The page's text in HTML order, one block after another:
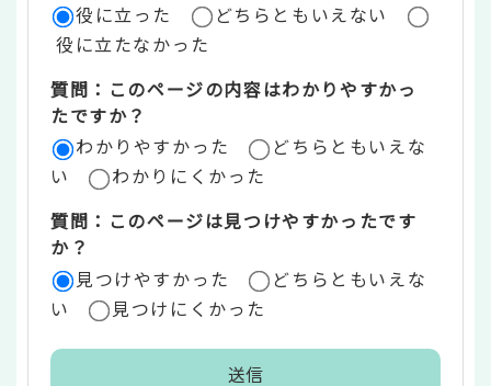
価
リ
ア
役に立った
どちらともいえない
役に立たなかった
質問：このページの内容はわかりやすかっ
たですか？
わかりやすかった
どちらともいえな
い
わかりにくかった
質問：このページは見つけやすかったです
か？
見つけやすかった
どちらともいえな
い
見つけにくかった